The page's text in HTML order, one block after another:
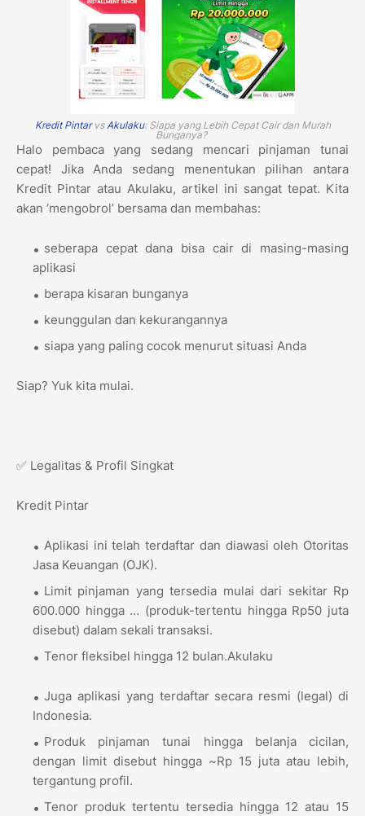
Kredit PintarvsAkulaku: Siapa yang Lebih Cepat Cair dan Murah
Bunganya?
Halo pembaca yang sedang mencari pinjaman tunai
cepat! Jika Anda sedang menentukan pilihan antara
Kredit Pintar atau Akulaku, artikel ini sangat tepat. Kita
akan ‘mengobrol’ bersama dan membahas:
seberapa cepat dana bisa cair di masing-masing
aplikasi
berapa kisaran bunganya
keunggulan dan kekurangannya
siapa yang paling cocok menurut situasi Anda
Siap? Yuk kita mulai.
✅ Legalitas & Profil Singkat
Kredit Pintar
Aplikasi ini telah terdaftar dan diawasi oleh Otoritas
Jasa Keuangan (OJK).
Limit pinjaman yang tersedia mulai dari sekitar Rp
600.000 hingga … (produk-tertentu hingga Rp50 juta
disebut) dalam sekali transaksi.
Tenor fleksibel hingga 12 bulan.Akulaku
Juga aplikasi yang terdaftar secara resmi (legal) di
Indonesia.
Produk pinjaman tunai hingga belanja cicilan,
dengan limit disebut hingga ~Rp 15 juta atau lebih,
tergantung profil.
Tenor produk tertentu tersedia hingga 12 atau 15